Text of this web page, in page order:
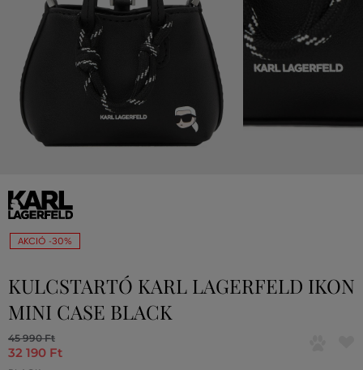
AKCIÓ -30%
KULCSTARTÓ KARL LAGERFELD IKON
MINI CASE BLACK
45 990 Ft
32 190 Ft